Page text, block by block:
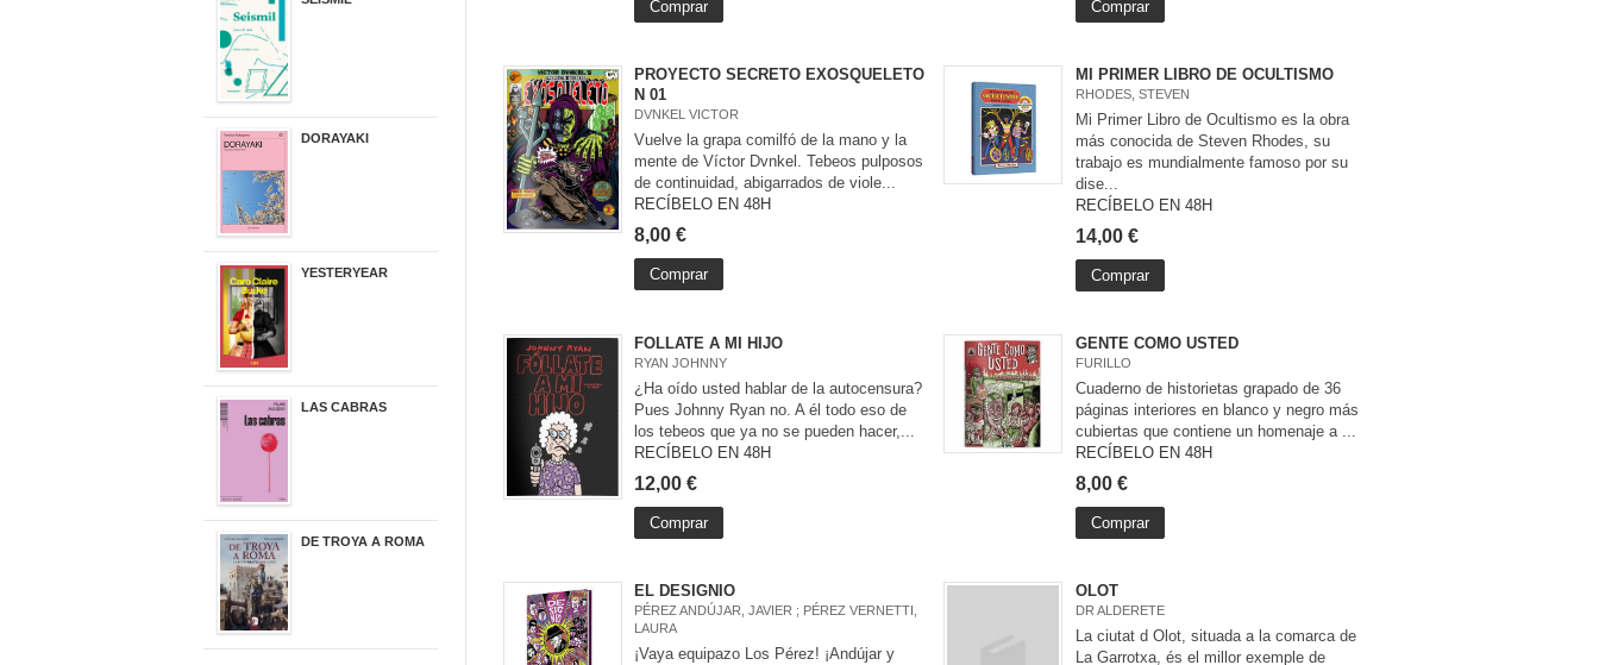
Comprar Comprar
PROYECTO SECRETO EXOSQUELETO
N 01
DVNKEL VICTOR
Vuelve la grapa comilfó de la mano y la
mente de Víctor Dvnkel. Tebeos pulposos
de continuidad, abigarrados de viole...
RECÍBELO EN 48H
8,00 €
Comprar
MI PRIMER LIBRO DE OCULTISMO
RHODES, STEVEN
Mi Primer Libro de Ocultismo es la obra
más conocida de Steven Rhodes, su
trabajo es mundialmente famoso por su
dise...
RECÍBELO EN 48H
14,00 €
Comprar
FOLLATE A MI HIJO
RYAN JOHNNY
¿Ha oído usted hablar de la autocensura?
Pues Johnny Ryan no. A él todo eso de
los tebeos que ya no se pueden hacer,...
RECÍBELO EN 48H
12,00 €
Comprar
GENTE COMO USTED
FURILLO
Cuaderno de historietas grapado de 36
páginas interiores en blanco y negro más
cubiertas que contiene un homenaje a ...
RECÍBELO EN 48H
8,00 €
Comprar
EL DESIGNIO
PÉREZ ANDÚJAR, JAVIER ; PÉREZ VERNETTI,
LAURA
¡Vaya equipazo Los Pérez! ¡Andújar y
OLOT
DR ALDERETE
La ciutat d Olot, situada a la comarca de
La Garrotxa, és el millor exemple de
DORAYAKI
YESTERYEAR
LAS CABRAS
DE TROYA A ROMA